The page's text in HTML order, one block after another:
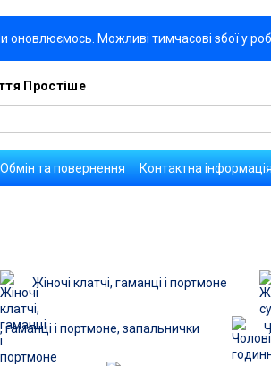
оновлюємось. Можливі тимчасові збої у
Простіше
Обмін та повернення Контактна інформація
користувача Правила публікації
Жіночі клатчі, гаманці і портмоне
гаманці і портмоне, запальнички